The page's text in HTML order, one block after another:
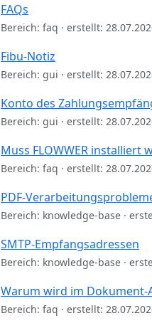
FAQs
Bereich: faq · erstellt:
Fibu-Notiz
Bereich: gui · erstellt:
Konto des
Bereich: gui · erstellt:
Muss FLOWWER installiert
Bereich: faq · erstellt:
PDF-
Bereich: knowledge-base ·
SMTP-Empfangsadressen
Bereich: knowledge-base ·
Warum wird im Dokument-
Bereich: faq · erstellt: